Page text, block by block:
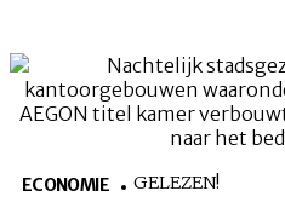
ECONOMIE GELEZEN!